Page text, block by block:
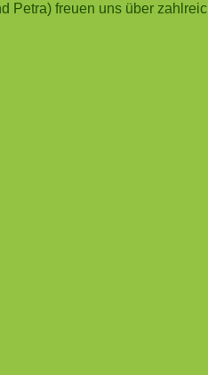
Petra) freuen uns über